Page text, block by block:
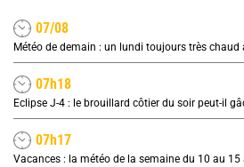
07/08
07h18
07h17
Vacances : la météo de la semaine du 10 au 15